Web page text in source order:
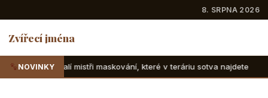
8. SRPNA 2026
Zvířecí jména
NOVINKY
maskování, které v teráriu sotva najdete Suchozemské